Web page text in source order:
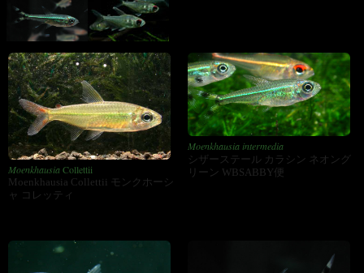
MoenkhausiaCollettii
Moenkhausia Collettii モンクホーシ
ャ コレッティ
Moenkhausia intermedia
シザーステール カラシン ネオング
リーン WBSABBY便